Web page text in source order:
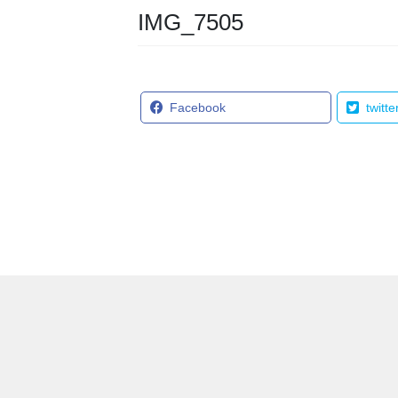
IMG_7505
Facebook